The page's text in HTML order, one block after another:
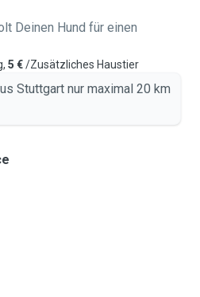
Deinen Hund für einen
5 €/Zusätzliches Haustier
Stuttgart nur maximal 20 km